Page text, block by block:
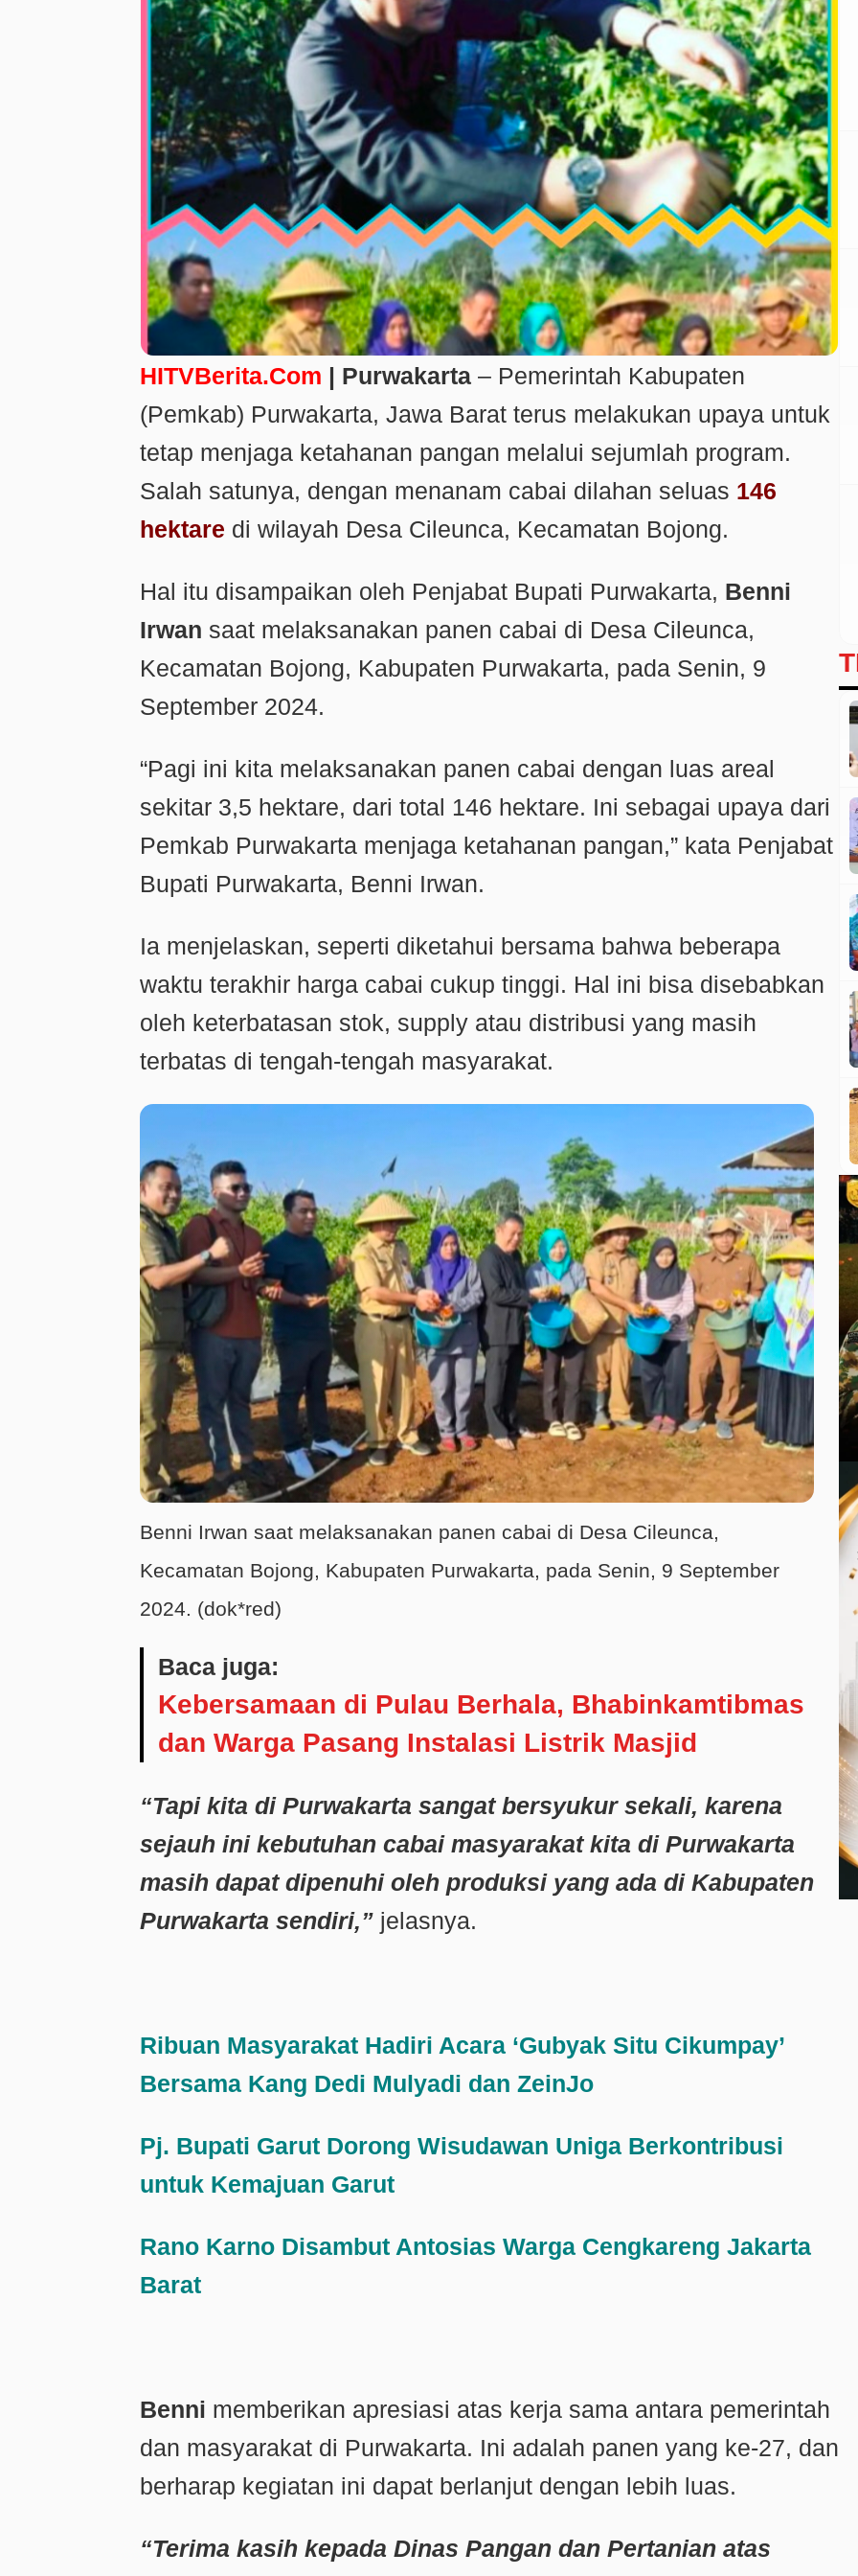
HITVBerita.Com | Purwakarta – Pemerintah Kabupaten
(Pemkab) Purwakarta, Jawa Barat terus melakukan upaya untuk
tetap menjaga ketahanan pangan melalui sejumlah program.
Salah satunya, dengan menanam cabai dilahan seluas 146
hektare di wilayah Desa Cileunca, Kecamatan Bojong.
Hal itu disampaikan oleh Penjabat Bupati Purwakarta, Benni
Irwan saat melaksanakan panen cabai di Desa Cileunca,
Kecamatan Bojong, Kabupaten Purwakarta, pada Senin, 9
September 2024.
“Pagi ini kita melaksanakan panen cabai dengan luas areal
sekitar 3,5 hektare, dari total 146 hektare. Ini sebagai upaya dari
Pemkab Purwakarta menjaga ketahanan pangan,” kata Penjabat
Bupati Purwakarta, Benni Irwan.
Ia menjelaskan, seperti diketahui bersama bahwa beberapa
waktu terakhir harga cabai cukup tinggi. Hal ini bisa disebabkan
oleh keterbatasan stok, supply atau distribusi yang masih
terbatas di tengah-tengah masyarakat.
Benni Irwan saat melaksanakan panen cabai di Desa Cileunca,
Kecamatan Bojong, Kabupaten Purwakarta, pada Senin, 9 September
2024. (dok*red)
Baca juga:
Kebersamaan di Pulau Berhala, Bhabinkamtibmas
dan Warga Pasang Instalasi Listrik Masjid
“Tapi kita di Purwakarta sangat bersyukur sekali, karena
sejauh ini kebutuhan cabai masyarakat kita di Purwakarta
masih dapat dipenuhi oleh produksi yang ada di Kabupaten
Purwakarta sendiri,” jelasnya.
Ribuan Masyarakat Hadiri Acara ‘Gubyak Situ Cikumpay’
Bersama Kang Dedi Mulyadi dan ZeinJo
Pj. Bupati Garut Dorong Wisudawan Uniga Berkontribusi
untuk Kemajuan Garut
Rano Karno Disambut Antosias Warga Cengkareng Jakarta
Barat
Benni memberikan apresiasi atas kerja sama antara pemerintah
dan masyarakat di Purwakarta. Ini adalah panen yang ke-27, dan
berharap kegiatan ini dapat berlanjut dengan lebih luas.
“Terima kasih kepada Dinas Pangan dan Pertanian atas